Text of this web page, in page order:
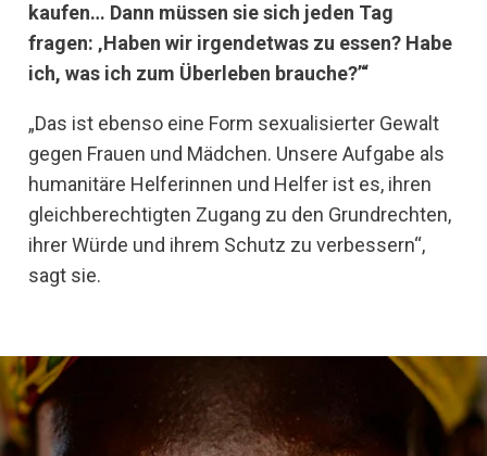
kaufen… Dann müssen sie sich jeden Tag
fragen: ‚Haben wir irgendetwas zu essen? Habe
ich, was ich zum Überleben brauche?’“
„Das ist ebenso eine Form sexualisierter Gewalt
gegen Frauen und Mädchen. Unsere Aufgabe als
humanitäre Helferinnen und Helfer ist es, ihren
gleichberechtigten Zugang zu den Grundrechten,
ihrer Würde und ihrem Schutz zu verbessern“,
sagt sie.